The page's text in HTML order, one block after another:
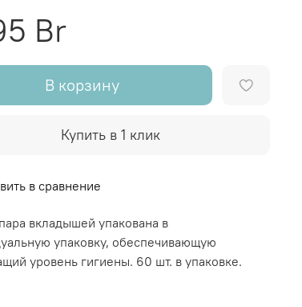
Br
В корзину
Купить в 1 клик
в сравнение
вкладышей упакована в
упаковку, обеспечивающую
уровень гигиены. 60 шт. в упаковке.